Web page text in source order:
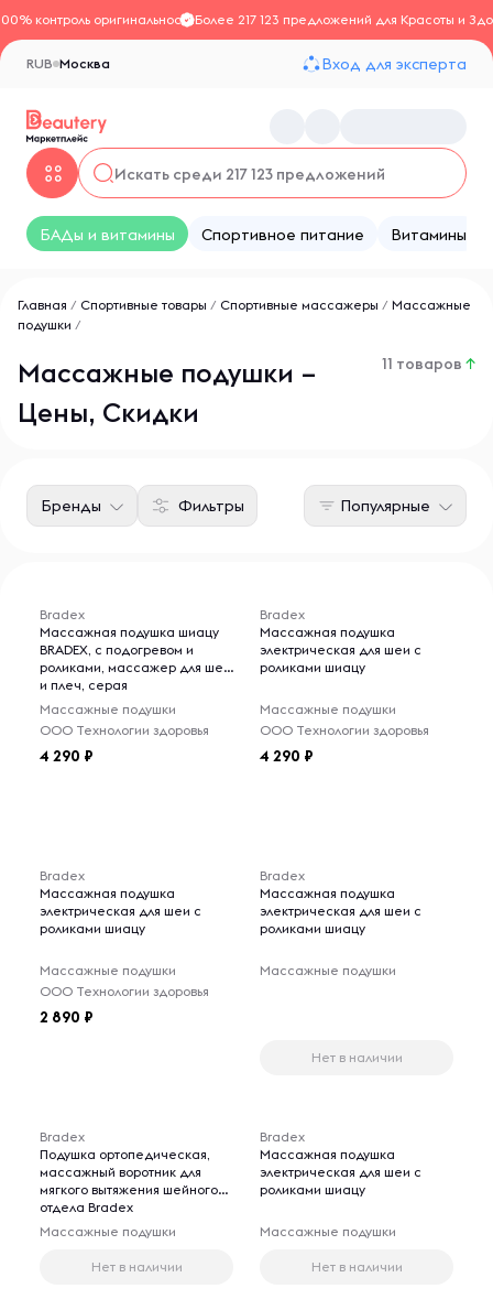
контроль оригинальностиБолее 217 123 предложений для Красоты и
Москва
RUB Вход для эксперта
БАДы и витамины Спортивное питание Витамины
Главная / Спортивные товары / Спортивные массажеры / Массажные
подушки /
Массажные подушки –
Цены, Скидки
11 товаров ↑
Фильтры
Бренды Популярные
Bradex
Массажная подушка шиацу
BRADEX, с подогревом и
роликами, массажер для шеи
и плеч, серая
Массажные подушки
ООО Технологии здоровья
4 290
Bradex
Массажная подушка
электрическая для шеи с
роликами шиацу
Массажные подушки
ООО Технологии здоровья
4 290
Bradex
Массажная подушка
электрическая для шеи с
роликами шиацу
Массажные подушки
ООО Технологии здоровья
2 890
Bradex
Массажная подушка
электрическая для шеи с
роликами шиацу
Массажные подушки
Нет в наличии
Bradex
Подушка ортопедическая,
массажный воротник для
мягкого вытяжения шейного
отдела Bradex
Массажные подушки
Нет в наличии
Bradex
Массажная подушка
электрическая для шеи с
роликами шиацу
Массажные подушки
Нет в наличии